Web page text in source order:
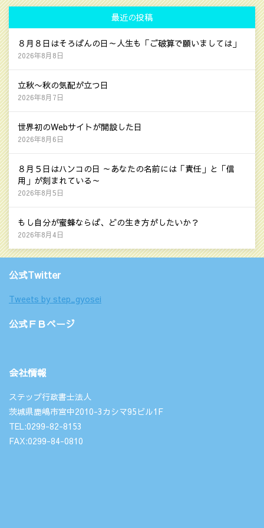
最近の投稿
８月８日はそろばんの日～人生も「ご破算で願いましては」
2026年8月8日
立秋〜秋の気配が立つ日
2026年8月7日
世界初のWebサイトが開設した日
2026年8月6日
８月５日はハンコの日 ～あなたの名前には「責任」と「信
用」が刻まれている～
2026年8月5日
もし自分が蜜蜂ならば、どの生き方がしたいか？
2026年8月4日
公式Twitter
Tweets by step_gyosei
公式ＦＢページ
会社情報
ステップ行政書士法人
茨城県鹿嶋市宮中2010-3カシマ95ビル1F
TEL:0299-82-8153
FAX:0299-84-0810